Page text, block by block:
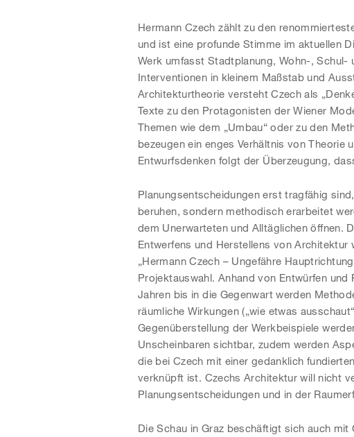
Hermann Czech zählt zu den
und ist eine profunde Stimme im aktuellen
Werk umfasst Stadtplanung, Wohn-, Schul-
Interventionen in kleinem Maßstab und
Architekturtheorie versteht Czech als
Texte zu den Protagonisten der Wiener
Themen wie dem „Umbau“ oder zu den
bezeugen ein enges Verhältnis von Theorie
Entwurfsdenken folgt der Überzeugung,
Planungsentscheidungen erst tragfähig
beruhen, sondern methodisch erarbeitet
dem Unerwarteten und Alltäglichen öffnen.
Entwerfens und Herstellens von Architektur
„Hermann Czech – Ungefähre
Projektauswahl. Anhand von Entwürfen und
Jahren bis in die Gegenwart werden
räumliche Wirkungen („wie etwas
Gegenüberstellung der Werkbeispiele
Unscheinbaren sichtbar, zudem werden
die bei Czech mit einer gedanklich
verknüpft ist. Czechs Architektur will nicht
Planungsentscheidungen und in der
Die Schau in Graz beschäftigt sich auch